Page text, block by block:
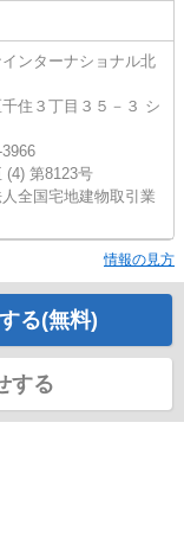
ンターナショナル北
住３丁目３５－３ シ
(4) 第8123号
人全国宅地建物取引業
情報の見方
る(無料)
する